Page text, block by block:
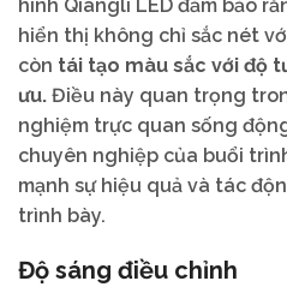
hình Qiangli LED đảm bảo
hiển thị không chỉ sắc nét
còn tái tạo màu sắc với độ
ưu. Điều này quan trọng
nghiệm trực quan sống
chuyên nghiệp của buổi
mạnh sự hiệu quả và tác
trình bày.
Độ sáng điều chỉnh